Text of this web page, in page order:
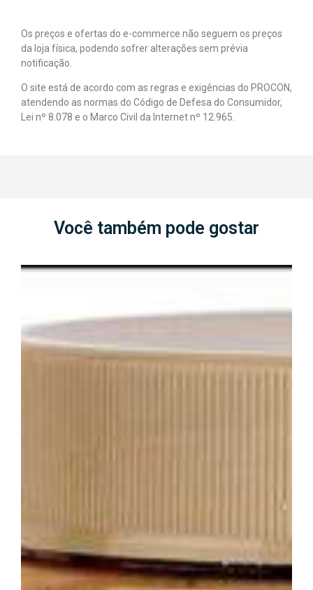
Os preços e ofertas do e-commerce não seguem os preços
da loja física, podendo sofrer alterações sem prévia
notificação.
O site está de acordo com as regras e exigências do PROCON,
atendendo as normas do Código de Defesa do Consumidor,
Lei nº 8.078 e o Marco Civil da Internet nº 12.965.
Você também pode gostar